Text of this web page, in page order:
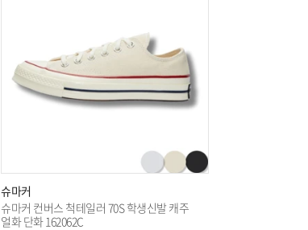
슈마커
슈마커 컨버스 척테일러 70S 학생신발 캐주
얼화 단화 162062C